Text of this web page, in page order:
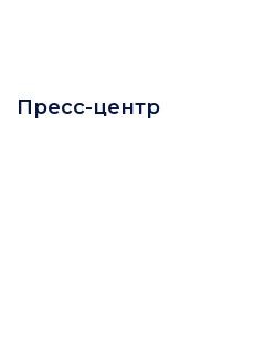
Пресс-центр